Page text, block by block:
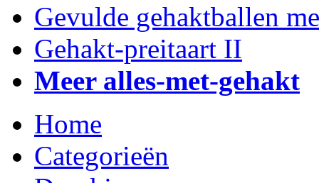
Gevulde gehaktballen
Gehakt-preitaart II
Meer alles-met-gehakt
Home
Categorieën